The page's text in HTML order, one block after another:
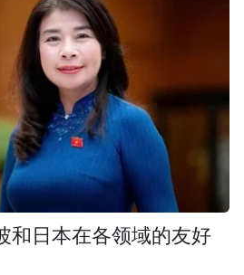
和日本在各领域的友好